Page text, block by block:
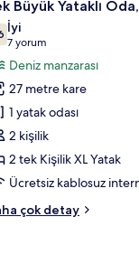
Büyük Yataklı
/ 10
İyi
7 yorum
(7
yorum)
Deniz manzarası
27 metre kare
1 yatak odası
2 kişilik
2 tek Kişilik XL Yatak
Ücretsiz kablosuz
çok detay